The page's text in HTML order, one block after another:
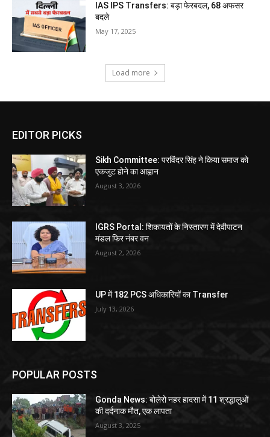
IAS IPS Transfers: बड़ा फेरबदल, 68 अफसर
बदले
May 17, 2025
Load more
EDITOR PICKS
Sikh Committee: परविंदर सिंह ने किया समाज को
एकजुट होने का आह्वान
August 3, 2026
IGRS Portal: शिकायतों के निस्तारण में देवीपाटन
मंडल फिर नंबर वन
August 2, 2026
UP में 182 PCS अधिकारियों का Transfer
July 13, 2026
POPULAR POSTS
Gonda News: बोलेरो नहर हादसा में 11 श्रद्धालुओं
की दर्दनाक मौत, एक लापता
August 3, 2025